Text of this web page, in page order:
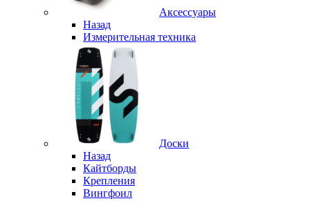
Аксессуары
Назад
Измерительная техника
Доски
Назад
Кайтборды
Крепления
Вингфоил